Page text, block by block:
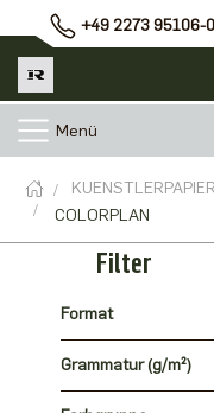
+49 2273 95106-0
Menü
KUENSTLERPAPIER
COLORPLAN
Filter
Format
Grammatur (g/m²)